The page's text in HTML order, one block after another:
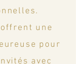
une
pour
avec